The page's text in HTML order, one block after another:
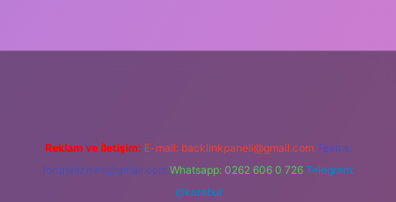
Reklam ve İletişim: E-mail: backlinkpaneli@gmail.com Teams:
forumhizmeti@gmail.com Whatsapp: 0262 606 0 726 Telegram:
@karabul